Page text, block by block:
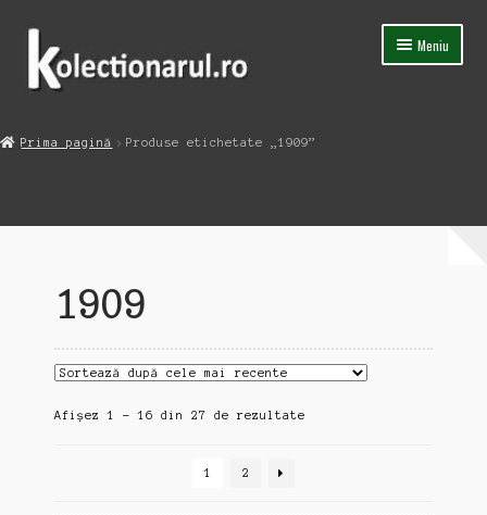
Sari
navigare
Sari
conținut
Meniu
Contact
Prima pagină Produse etichetate „1909”
1909
Afișez 1 - 16 din 27 de rezultateSortat
1 2